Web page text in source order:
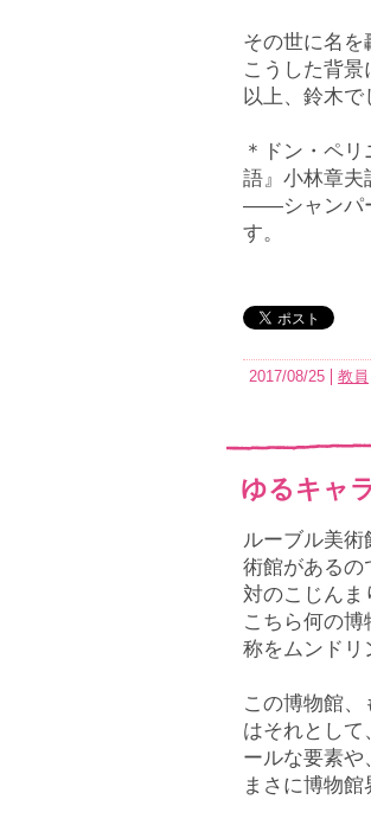
その世に名
こうした背
以上、鈴木で
＊ドン・ペ
語』小林章夫
――シャンパ
す。
2017/08/25 教員
ゆるキャ
ルーブル美
術館があるの
対のこじんま
こちら何の
称をムンドリ
この博物館
はそれとし
ールな要素
まさに博物